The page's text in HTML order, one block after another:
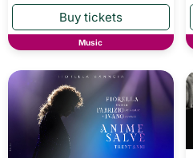
Music